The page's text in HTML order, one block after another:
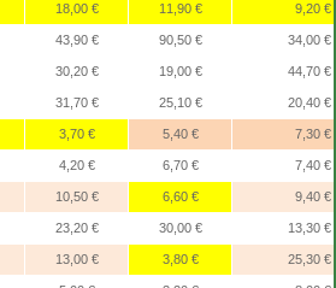
18,00 € 11,90 € 9,20 €
43,90 € 90,50 € 34,00 €
30,20 € 19,00 € 44,70 €
31,70 € 25,10 € 20,40 €
3,70 € 5,40 € 7,30 €
4,20 € 6,70 € 7,40 €
10,50 € 6,60 € 9,40 €
23,20 € 30,00 € 13,30 €
13,00 € 3,80 € 25,30 €